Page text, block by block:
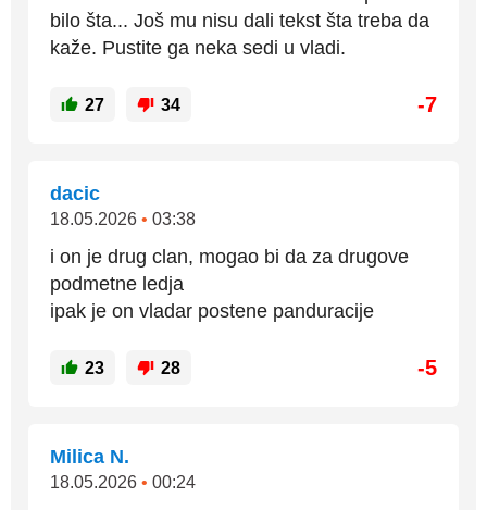
bilo šta... Još mu nisu dali tekst šta treba da
kaže. Pustite ga neka sedi u vladi.
27 34 -7
dacic
18.05.2026 • 03:38
i on je drug clan, mogao bi da za drugove
podmetne ledja
ipak je on vladar postene panduracije
23 28 -5
Milica N.
18.05.2026 • 00:24